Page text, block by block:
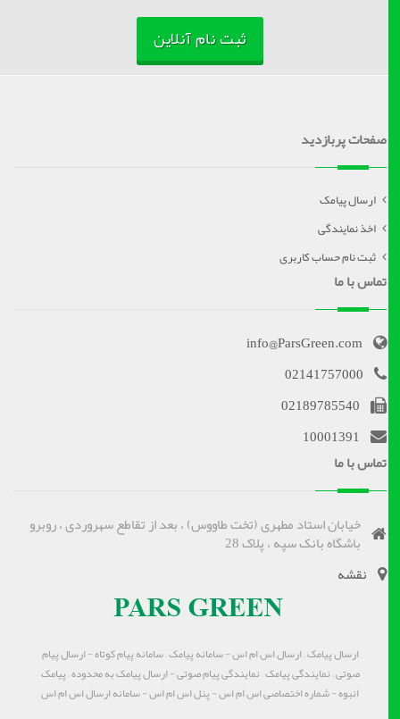
ثبت نام آنلاین
صفحات پربازدید
ارسال پیامک
اخذ نمایندگی
ثبت نام حساب کاربری
تماس با ما
info@ParsGreen.com
02141757000
02189785540
10001391
تماس با ما
خیابان استاد مطهری (تخت طاووس) ، بعد از تقاطع سهروردی ، روبرو
باشگاه بانک سپه ، پلاک 28
نقشه
ارسال پیامک – ارسال اس ام اس - سامانه پیامک – سامانه پیام کوتاه - ارسال پیام
صوتی – نمایندگی پیامک – نمایندگی پیام صوتی - ارسال پیامک به محدوده – پیامک
انبوه - شماره اختصاصی اس ام اس - پنل اس ام اس - سامانه ارسال اس ام اس